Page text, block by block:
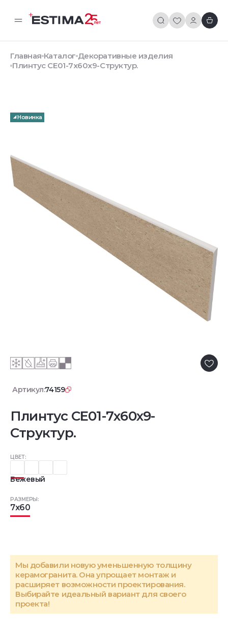
Главная Каталог Декоративные изделия
Плинтус CE01-7x60x9-Структур.
Новинка
Артикул:74159
Плинтус CE01-7x60x9-
Структур.
ЦВЕТ:
Бежевый
РАЗМЕРЫ:
7x60
Мы добавили новую уменьшенную толщину
керамогранита. Она упрощает монтаж и
расширяет возможности проектирования.
Выбирайте идеальный вариант для своего
проекта!